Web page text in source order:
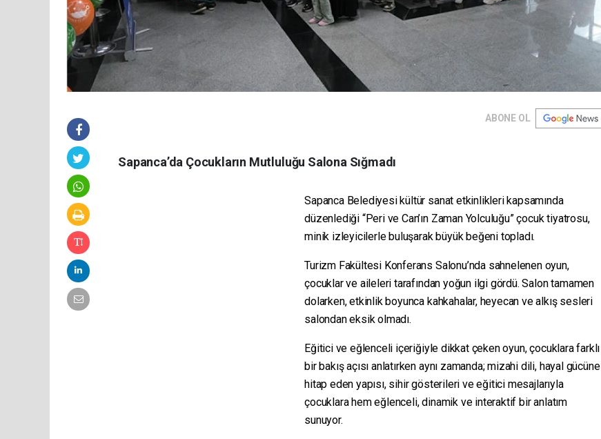
ABONE OL
Sapanca’da Çocukların Mutluluğu Salona Sığmadı
Sapanca Belediyesi kültür sanat etkinlikleri kapsamında
düzenlediği “Peri ve Can’ın Zaman Yolculuğu” çocuk tiyatrosu,
minik izleyicilerle buluşarak büyük beğeni topladı.
Turizm Fakültesi Konferans Salonu’nda sahnelenen oyun,
çocuklar ve aileleri tarafından yoğun ilgi gördü. Salon tamamen
dolarken, etkinlik boyunca kahkahalar, heyecan ve alkış sesleri
salondan eksik olmadı.
Eğitici ve eğlenceli içeriğiyle dikkat çeken oyun, çocuklara farklı
bir bakış açısı anlatırken aynı zamanda; mizahi dili, hayal gücüne
hitap eden yapısı, sihir gösterileri ve eğitici mesajlarıyla
çocuklara hem eğlenceli, dinamik ve interaktif bir anlatım
sunuyor.